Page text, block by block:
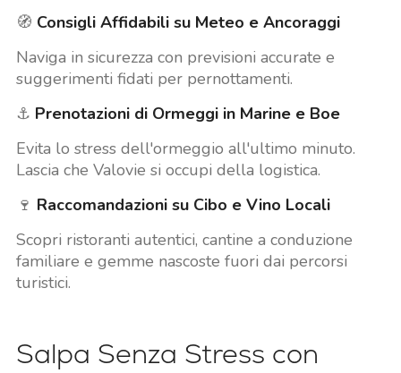
🧭 Consigli Affidabili su Meteo e Ancoraggi
Naviga in sicurezza con previsioni accurate e
suggerimenti fidati per pernottamenti.
⚓ Prenotazioni di Ormeggi in Marine e Boe
Evita lo stress dell'ormeggio all'ultimo minuto.
Lascia che Valovie si occupi della logistica.
🍷 Raccomandazioni su Cibo e Vino Locali
Scopri ristoranti autentici, cantine a conduzione
familiare e gemme nascoste fuori dai percorsi
turistici.
Salpa Senza Stress con